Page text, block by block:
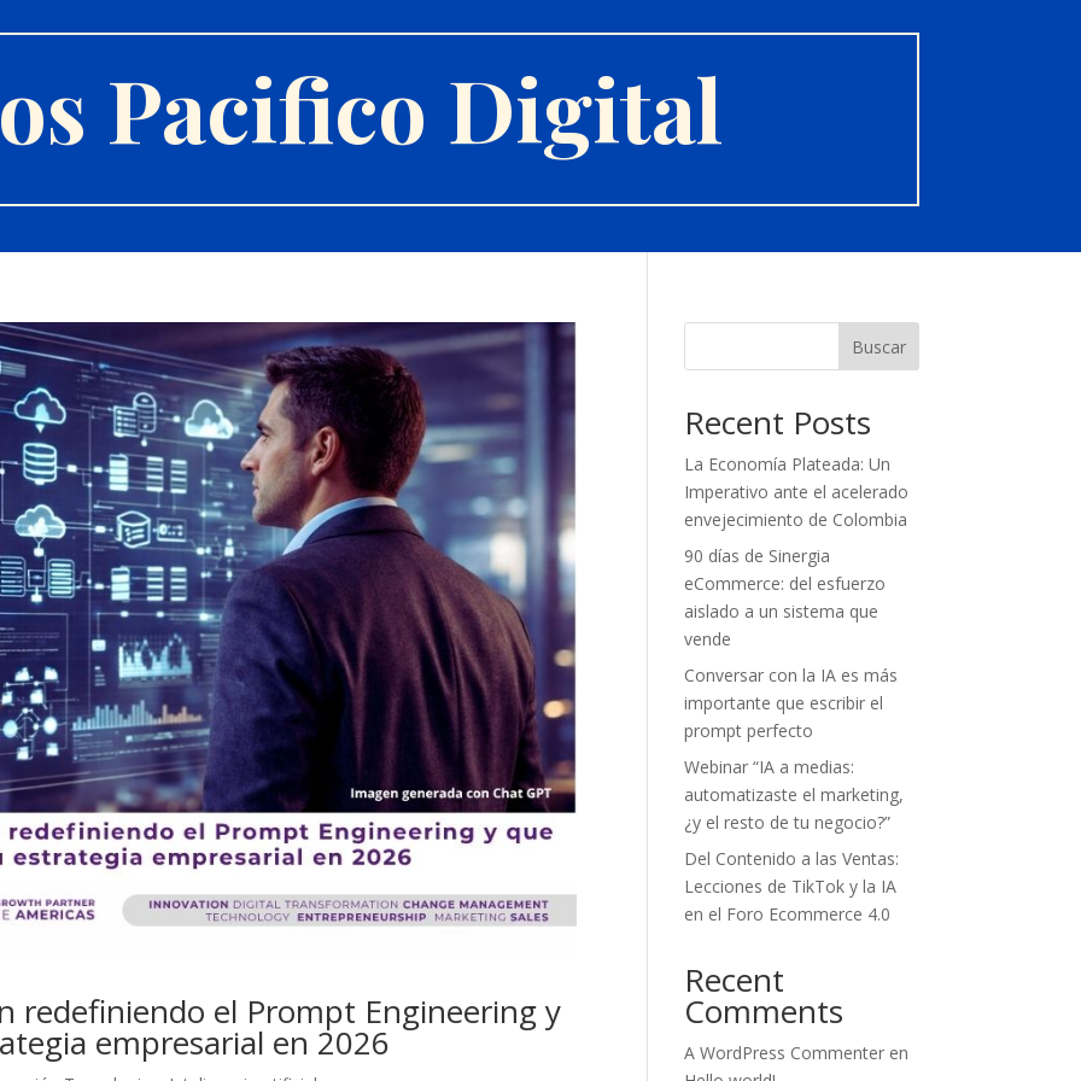
Pacifico Digital
redefiniendo el Prompt Engineering y
empresarial en 2026
Buscar
Recent Posts
La Economía Plateada: Un
Imperativo ante el acelerado
envejecimiento de Colombia
90 días de Sinergia
eCommerce: del esfuerzo
aislado a un sistema que
vende
Conversar con la IA es más
importante que escribir el
prompt perfecto
Webinar “IA a medias:
automatizaste el marketing,
¿y el resto de tu negocio?”
Del Contenido a las Ventas:
Lecciones de TikTok y la IA
en el Foro Ecommerce 4.0
Recent
Comments
A WordPress Commenter en